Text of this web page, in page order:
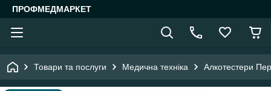
ПРОФМЕДМАРКЕТ
Товари та послуги Медична техніка Алкотестери